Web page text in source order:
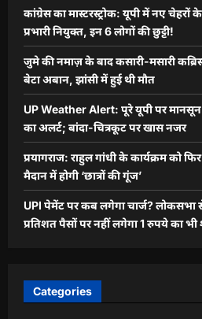
कांग्रेस का मास्टरस्ट्रोक: यूपी में नए
प्रभारी नियुक्त, इन 6 लोगों की छुट्टी!
जुमे की नमाज़ के बाद कसारी-मसारी
बेटा अबान, झांसी में हुई थी मौत
UP Weather Alert: पूरे यूपी पर मानसून
का अलर्ट; बांदा-चित्रकूट पर खास नजर
प्रयागराज: राहुल गांधी के कार्यक्रम को
मैदान में होगी ‘छात्रों की गूंज’
UPI पेमेंट पर कब लगेगा चार्ज? लोकसभा
प्रतिशत पैसों पर नहीं लगेगा 1 रुपये का
Categories